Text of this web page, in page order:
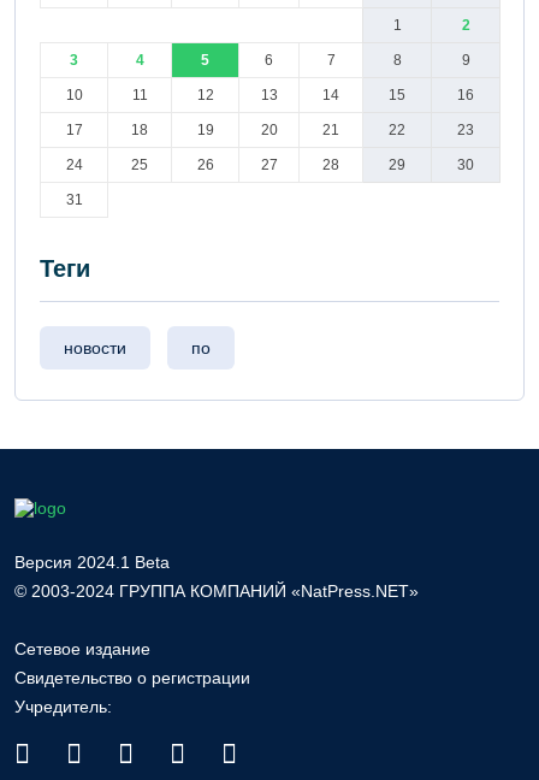
1 2
3 4 5 6 7 8 9
10 11 12 13 14 15 16
17 18 19 20 21 22 23
24 25 26 27 28 29 30
31
Теги
новости по
Версия 2024.1 Beta
© 2003-2024 ГРУППА КОМПАНИЙ «NatPress.NET»
Сетевое издание
Свидетельство о регистрации
Учредитель: